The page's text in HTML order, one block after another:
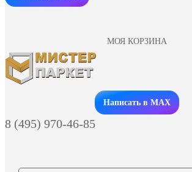
МОЯ КОРЗИНА
Заказать звонок
Написать в MAX
8 (495) 970-46-85